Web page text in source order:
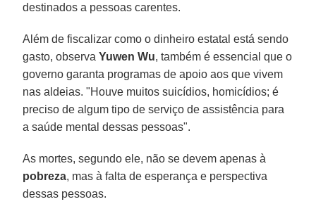
destinados a pessoas carentes.
Além de fiscalizar como o dinheiro estatal está sendo
gasto, observaYuwen Wu, também é essencial que o
governo garanta programas de apoio aos que vivem
nas aldeias. "Houve muitos suicídios, homicídios; é
preciso de algum tipo de serviço de assistência para
a saúde mental dessas pessoas".
As mortes, segundo ele, não se devem apenas à
pobreza, mas à falta de esperança e perspectiva
dessas pessoas.